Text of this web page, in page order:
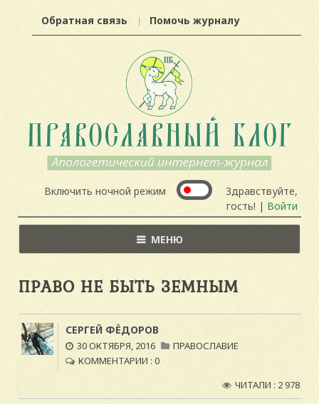
Обратная связь Помочь журналу
Включить ночной режим
Здравствуйте,
гость! | Войти
МЕНЮ
ПРАВО НЕ БЫТЬ ЗЕМНЫМ
СЕРГЕЙ ФЁДОРОВ
30 ОКТЯБРЯ, 2016
ПРАВОСЛАВИЕ
КОММЕНТАРИИ : 0
ЧИТАЛИ : 2 978